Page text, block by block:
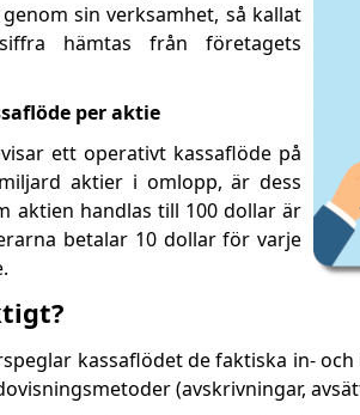
sin verksamhet, så kallat
hämtas från företagets
per aktie
ett operativt kassaflöde på
aktier i omlopp, är dess
aktien handlas till 100 dollar är
betalar 10 dollar för varje
kassaflödet de faktiska in-
(avskrivningar,